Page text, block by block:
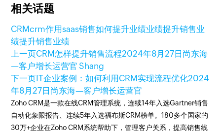
相关话题
CRMcrm作用 saas销售如何提升业绩业绩提升销售业
绩提升销售业绩
上一页CRM怎样提升销售流程2024年8月27日 尚东海
—客户增长运营官 Shang
下一页 IT企业案例：如何利用CRM实现流程优化2024
年8月27日 尚东海—客户增长运营官
Zoho CRM是一款在线CRM管理系统，连续14年入选Gartner销售
自动化象限报告、连续5年入选福布斯CRM榜单。180多个国家的
30万+企业在Zoho CRM系统帮助下，管理客户关系，提高销售线